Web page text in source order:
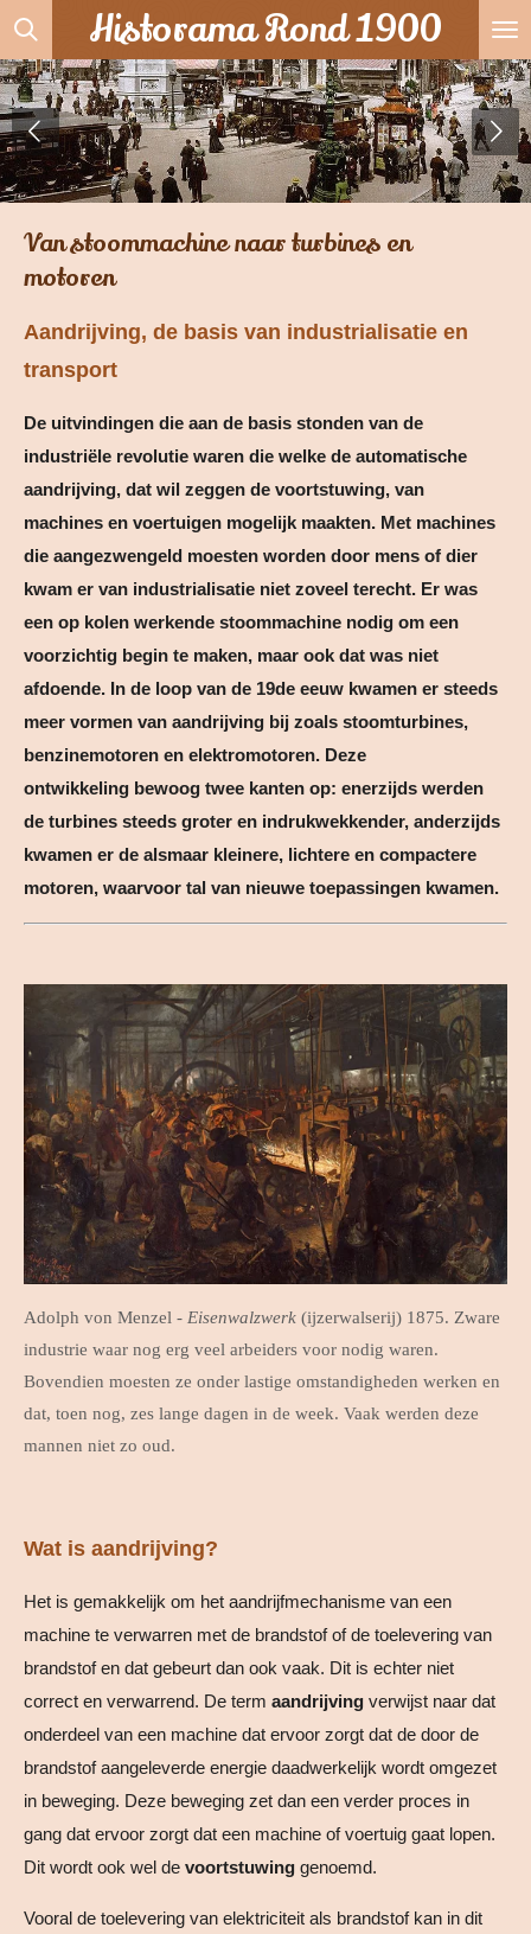
Ga
direct
naar
de
hoofdinhoud
Historama Rond 1900
Van stoommachine naar turbines en
motoren
Aandrijving, de basis van industrialisatie en
transport
De uitvindingen die aan de basis stonden van de
industriële revolutie waren die welke de automatische
aandrijving, dat wil zeggen de voortstuwing, van
machines en voertuigen mogelijk maakten. Met machines
die aangezwengeld moesten worden door mens of dier
kwam er van industrialisatie niet zoveel terecht. Er was
een op kolen werkende stoommachine nodig om een
voorzichtig begin te maken, maar ook dat was niet
afdoende. In de loop van de 19de eeuw kwamen er steeds
meer vormen van aandrijving bij zoals stoomturbines,
benzinemotoren en elektromotoren. Deze
ontwikkeling bewoog twee kanten op: enerzijds werden
de turbines steeds groter en indrukwekkender, anderzijds
kwamen er de alsmaar kleinere, lichtere en compactere
motoren, waarvoor tal van nieuwe toepassingen kwamen.
Adolph von Menzel - Eisenwalzwerk (ijzerwalserij) 1875. Zware
industrie waar nog erg veel arbeiders voor nodig waren.
Bovendien moesten ze onder lastige omstandigheden werken en
dat, toen nog, zes lange dagen in de week. Vaak werden deze
mannen niet zo oud.
Wat is aandrijving?
Het is gemakkelijk om het aandrijfmechanisme van een
machine te verwarren met de brandstof of de toelevering van
brandstof en dat gebeurt dan ook vaak. Dit is echter niet
correct en verwarrend. De term aandrijving verwijst naar dat
onderdeel van een machine dat ervoor zorgt dat de door de
brandstof aangeleverde energie daadwerkelijk wordt omgezet
in beweging. Deze beweging zet dan een verder proces in
gang dat ervoor zorgt dat een machine of voertuig gaat lopen.
Dit wordt ook wel de voortstuwing genoemd.
Vooral de toelevering van elektriciteit als brandstof kan in dit